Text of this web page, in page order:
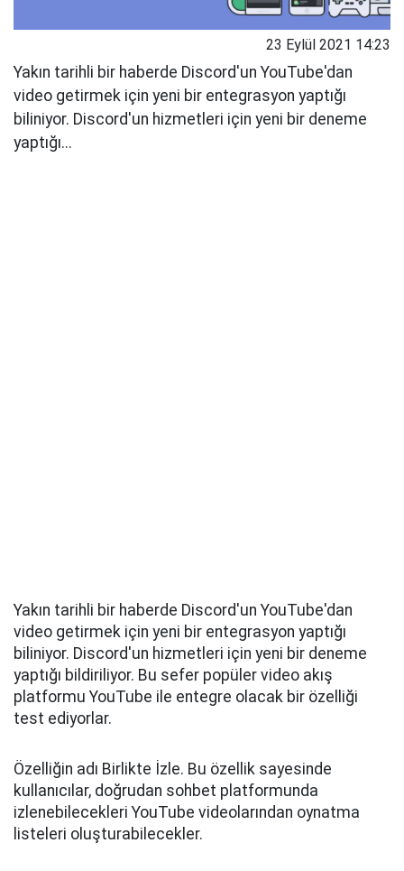
23 Eylül 2021 14:23
Yakın tarihli bir haberde Discord'un YouTube'dan
video getirmek için yeni bir entegrasyon yaptığı
biliniyor. Discord'un hizmetleri için yeni bir deneme
yaptığı...
Yakın tarihli bir haberde Discord'un YouTube'dan
video getirmek için yeni bir entegrasyon yaptığı
biliniyor. Discord'un hizmetleri için yeni bir deneme
yaptığı bildiriliyor. Bu sefer popüler video akış
platformu YouTube ile entegre olacak bir özelliği
test ediyorlar.
Özelliğin adı Birlikte İzle. Bu özellik sayesinde
kullanıcılar, doğrudan sohbet platformunda
izlenebilecekleri YouTube videolarından oynatma
listeleri oluşturabilecekler.